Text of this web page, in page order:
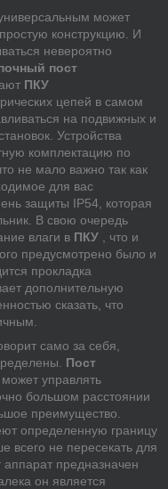
может
конструкцию. И
невероятно
пост
ПКУ
цепей в самом
на подвижных и
Устройства
комплектацию по
не мало важно так как
для вас
защиты IP54, которая
В свою очередь
влаги в ПКУ , что и
предусмотрено было и
прокладка
дополнительную
сказать, что
само за себя,
Пост
может управлять
большом расстоянии
преимущество.
определенную границу
всего не пересекать для
аппарат предназначен
он является